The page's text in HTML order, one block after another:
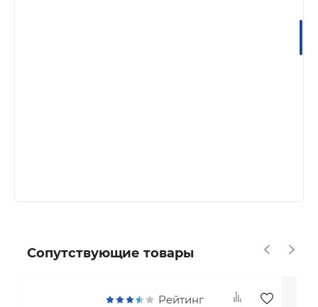
Сопутствующие товары
Рейтинг